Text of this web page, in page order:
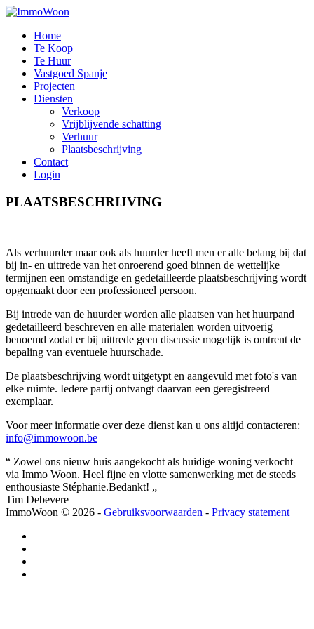
Home
Te Koop
Te Huur
Vastgoed Spanje
Projecten
Diensten
Verkoop
Vrijblijvende schatting
Verhuur
Plaatsbeschrijving
Contact
Login
PLAATSBESCHRIJVING
Als verhuurder maar ook als huurder heeft men er alle belang bij dat
bij in- en uittrede van het onroerend goed binnen de wettelijke
termijnen een omstandige en gedetailleerde plaatsbeschrijving wordt
opgemaakt door een professioneel persoon.
Bij intrede van de huurder worden alle plaatsen van het huurpand
gedetailleerd beschreven en alle materialen worden uitvoerig
benoemd zodat er bij uittrede geen discussie mogelijk is omtrent de
bepaling van eventuele huurschade.
De plaatsbeschrijving wordt uitgetypt en aangevuld met foto's van
elke ruimte. Iedere partij ontvangt daarvan een geregistreerd
exemplaar.
Voor meer informatie over deze dienst kan u ons altijd contacteren:
info@immowoon.be
“ Zowel ons nieuw huis aangekocht als huidige woning verkocht
via Immo Woon. Heel fijne en vlotte samenwerking met de steeds
enthousiaste Stéphanie.Bedankt! „
Tim Debevere
ImmoWoon © 2026 - Gebruiksvoorwaarden - Privacy statement